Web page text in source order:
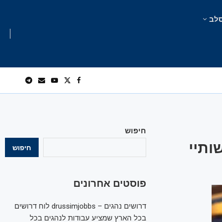
חיפוש
חיפוש
פוסטים אחרונים
דרושים נהגים – drussimjobbs לוח דרושים
בכל הארץ שמציע עבודות לנהגים בכל